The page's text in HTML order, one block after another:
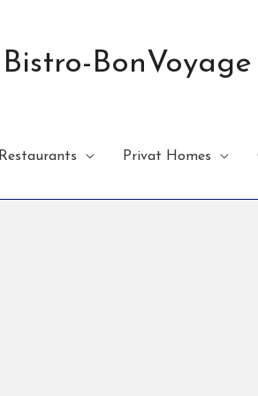
Bistro-BonVoyage
Restaurants Privat Homes